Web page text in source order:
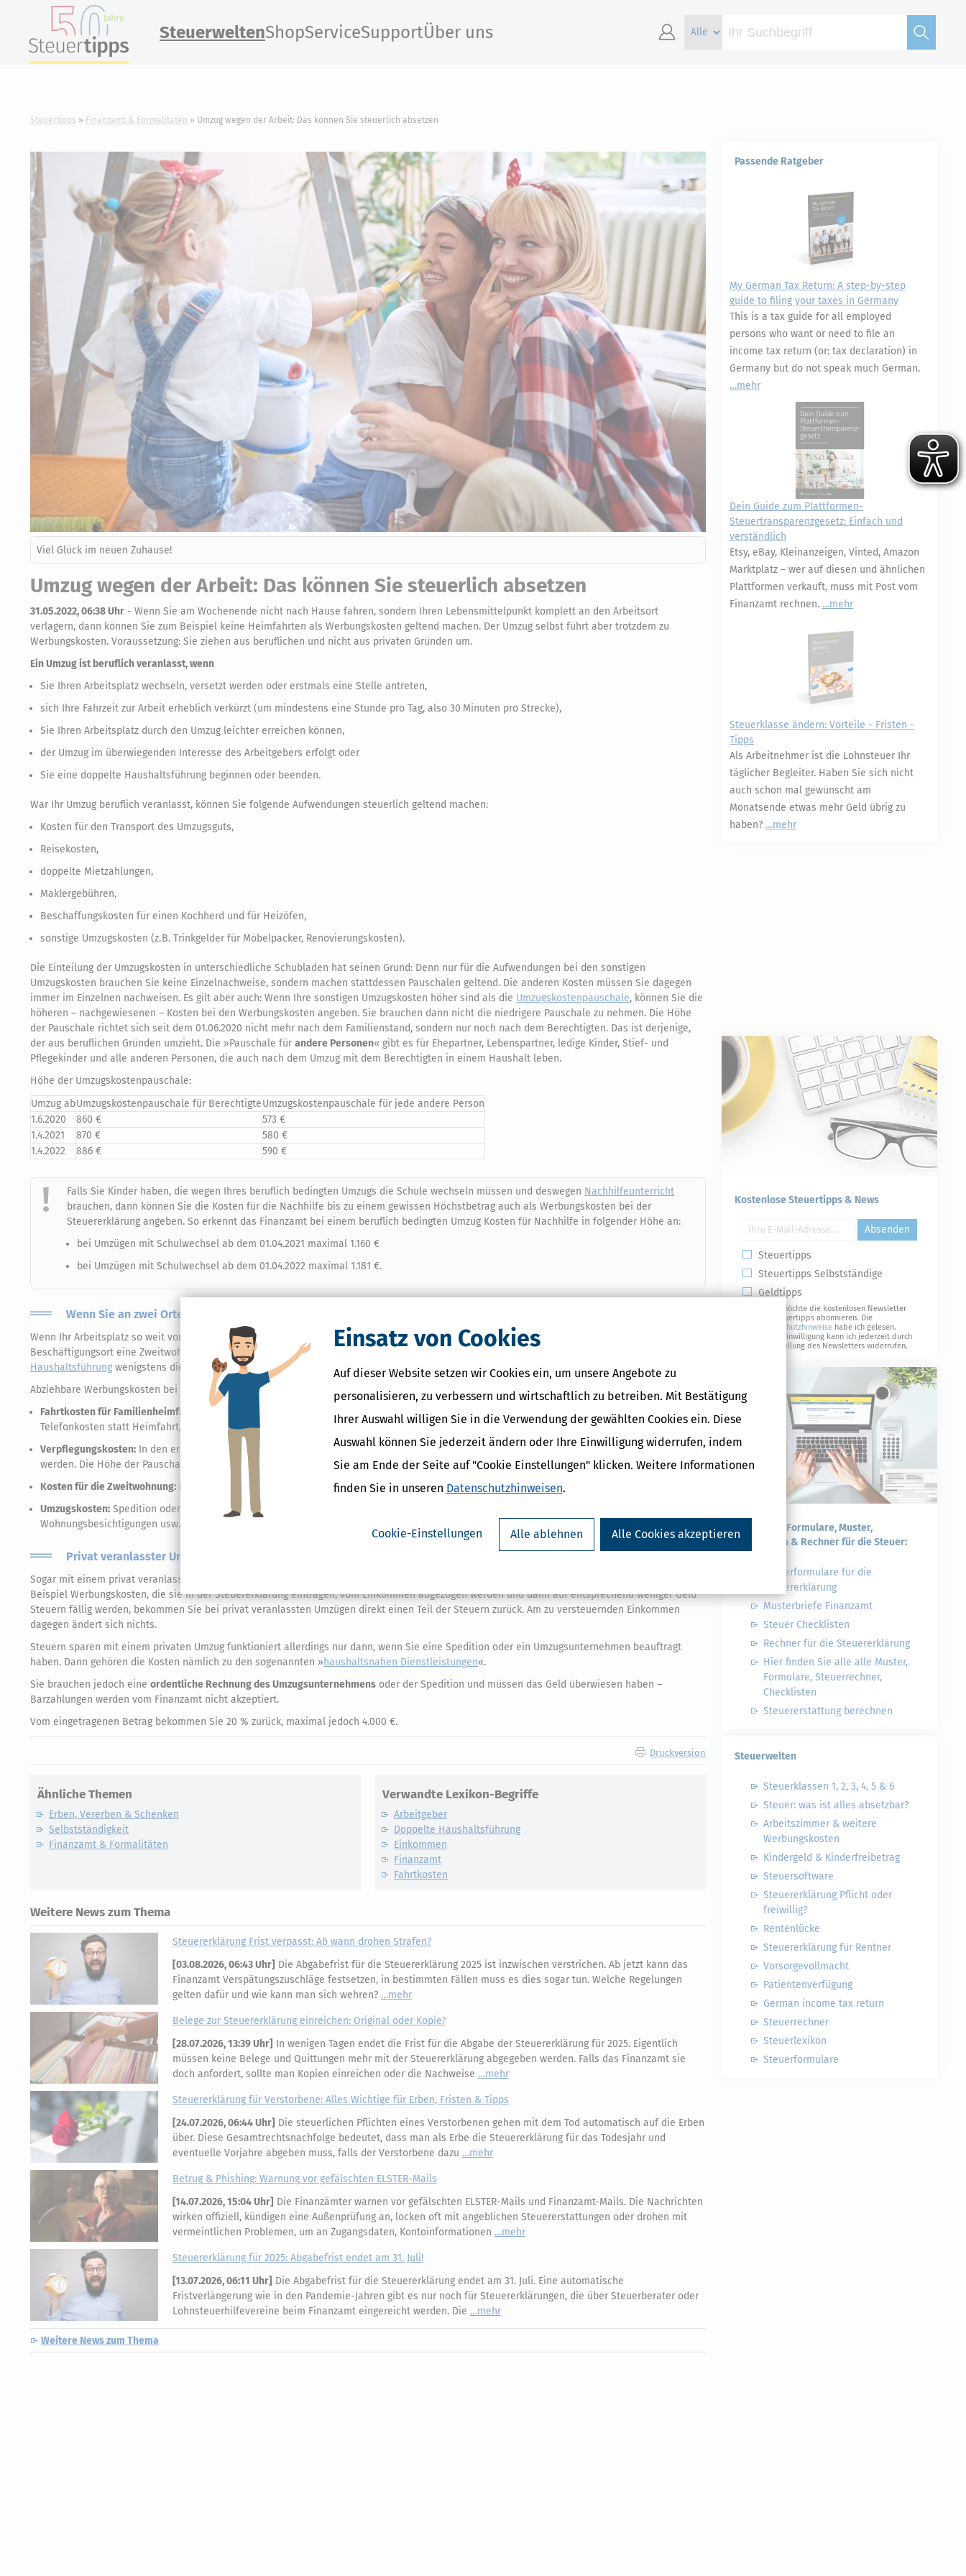
Einsatz von Cookies
Auf dieser Website setzen wir Cookies ein, um unsere Angebote zu
personalisieren, zu verbessern und wirtschaftlich zu betreiben. Mit Bestätigung
Ihrer Auswahl willigen Sie in die Verwendung der gewählten Cookies ein. Diese
Auswahl können Sie jederzeit ändern oder Ihre Einwilligung widerrufen, indem
Sie am Ende der Seite auf "Cookie Einstellungen" klicken. Weitere Informationen
finden Sie in unseren Datenschutzhinweisen.
Cookie-Einstellungen Alle ablehnen Alle Cookies akzeptieren
SteuerweltenShopServiceSupportÜber uns
Steuertipps Finanzamt & Formalitäten Umzug wegen der Arbeit: Das können Sie steuerlich absetzen
Viel Glück im neuen Zuhause!
Umzug wegen der Arbeit: Das können Sie steuerlich absetzen
31.05.2022, 06:38 Uhr - Wenn Sie am Wochenende nicht nach Hause fahren, sondern Ihren Lebensmittelpunkt komplett an den Arbeitsort
verlagern, dann können Sie zum Beispiel keine Heimfahrten als Werbungskosten geltend machen. Der Umzug selbst führt aber trotzdem zu
Werbungskosten. Voraussetzung: Sie ziehen aus beruflichen und nicht aus privaten Gründen um.
Ein Umzug ist beruflich veranlasst, wenn
Sie Ihren Arbeitsplatz wechseln, versetzt werden oder erstmals eine Stelle antreten,
sich Ihre Fahrzeit zur Arbeit erheblich verkürzt (um mindestens eine Stunde pro Tag, also 30 Minuten pro Strecke),
Sie Ihren Arbeitsplatz durch den Umzug leichter erreichen können,
der Umzug im überwiegenden Interesse des Arbeitgebers erfolgt oder
Sie eine doppelte Haushaltsführung beginnen oder beenden.
War Ihr Umzug beruflich veranlasst, können Sie folgende Aufwendungen steuerlich geltend machen:
Kosten für den Transport des Umzugsguts,
Reisekosten,
doppelte Mietzahlungen,
Maklergebühren,
Beschaffungskosten für einen Kochherd und für Heizöfen,
sonstige Umzugskosten (z. B. Trinkgelder für Möbelpacker, Renovierungskosten).
Die Einteilung der Umzugskosten in unterschiedliche Schubladen hat seinen Grund: Denn nur für die Aufwendungen bei den sonstigen
Umzugskosten brauchen Sie keine Einzelnachweise, sondern machen stattdessen Pauschalen geltend. Die anderen Kosten müssen Sie dagegen
immer im Einzelnen nachweisen. Es gilt aber auch: Wenn Ihre sonstigen Umzugskosten höher sind als die Umzugskostenpauschale, können Sie die
höheren – nachgewiesenen – Kosten bei den Werbungskosten angeben. Sie brauchen dann nicht die niedrigere Pauschale zu nehmen. Die Höhe
der Pauschale richtet sich seit dem 01.06.2020 nicht mehr nach dem Familienstand, sondern nur noch nach dem Berechtigten. Das ist derjenige,
der aus beruflichen Gründen umzieht. Die »Pauschale für andere Personen« gibt es für Ehepartner, Lebenspartner, ledige Kinder, Stief- und
Pflegekinder und alle anderen Personen, die auch nach dem Umzug mit dem Berechtigten in einem Haushalt leben.
Höhe der Umzugskostenpauschale:
Umzug abUmzugskostenpauschale für BerechtigteUmzugskostenpauschale für jede andere Person
1.6.2020
860 €
573 €
1.4.2021
870 €
580 €
1.4.2022
886 € 590 €
Falls Sie Kinder haben, die wegen Ihres beruflich bedingten Umzugs die Schule wechseln müssen und deswegen Nachhilfeunterricht
brauchen, dann können Sie die Kosten für die Nachhilfe bis zu einem gewissen Höchstbetrag auch als Werbungskosten bei der
Steuererklärung angeben. So erkennt das Finanzamt bei einem beruflich bedingten Umzug Kosten für Nachhilfe in folgender Höhe an:
bei Umzügen mit Schulwechsel ab dem 01.04.2021 maximal 1.160 €
bei Umzügen mit Schulwechsel ab dem 01.04.2022 maximal 1.181 €.
Wenn Sie an zwei Orten leben – Doppelte Haushaltsführung
Wenn Ihr Arbeitsplatz so weit von zu Hause entfernt liegt, dass eine tägliche Heimfahrt nicht möglich ist und Sie sich deshalb am auswärtigen
Beschäftigungsort eine Zweitwohnung anmieten, dann geht das ganz schön ins Geld. Zum Glück senken die Kosten einer
Haushaltsführung wenigstens die Steuerlast – Werbungskosten heißt das Zauberwort.
Abziehbare Werbungskosten bei einer doppelten Haushaltsführung sind:
Fahrtkosten für Familienheimfahrten:
Zum Beispiel wöchentliche Heimfahrten zur Familie, Fahrten von der Zweitwohnung zum Arbeitsplatz,
Telefonkosten statt Heimfahrt, Besuch von Partner und Familie am Beschäftigungsort usw.
Verpflegungskosten: In den ersten drei Monaten nach dem Bezug der Zweitwohnung können Pauschalbeträge als Verpflegungskosten abgesetzt
werden. Die Höhe der Pauschale ist abhängig von der Abwesenheitszeit von der Hauptwohnung.
Kosten für die Zweitwohnung: Miete, Maklerprovision, Zweitwohnungsteuer, Einrichtungsgegenstände, GEZ, Übernachtung im Hotel usw.
Umzugskosten: Spedition oder Umzugsunternehmen, Leihwagen, Umzugskartons, Umzugshelfer, Packdecken, Reisekosten bei
Wohnungsbesichtigungen usw.
Privat veranlasster Umzug – Können Kosten von der Steuer abgesetzt werden?
Sogar mit einem privat veranlassten Umzug lassen sich noch Steuern sparen – bzw. bekommen Sie einen Teil der Kosten zurück. Während zum
Beispiel Werbungskosten, die sie in der Steuererklärung eintragen, vom Einkommen abgezogen werden und dann auf entsprechend weniger Geld
Steuern fällig werden, bekommen Sie bei privat veranlassten Umzügen direkt einen Teil der Steuern zurück. Am zu versteuernden Einkommen
dagegen ändert sich nichts.
Steuern sparen mit einem privaten Umzug funktioniert allerdings nur dann, wenn Sie eine Spedition oder ein Umzugsunternehmen beauftragt
haben. Dann gehören die Kosten nämlich zu den sogenannten »haushaltsnahen Dienstleistungen«.
Sie brauchen jedoch eine ordentliche Rechnung des Umzugsunternehmens oder der Spedition und müssen das Geld überwiesen haben –
Barzahlungen werden vom Finanzamt nicht akzeptiert.
Vom eingetragenen Betrag bekommen Sie 20 % zurück, maximal jedoch 4.000 €.
Druckversion
Ähnliche Themen
Erben, Vererben & Schenken
Selbstständigkeit
Finanzamt & Formalitäten
Verwandte Lexikon-Begriffe
Arbeitgeber
Doppelte Haushaltsführung
Einkommen
Finanzamt
Fahrtkosten
Weitere News zum Thema
Steuererklärung Frist verpasst: Ab wann drohen Strafen?
[03.08.2026, 06:43 Uhr] Die Abgabefrist für die Steuererklärung 2025 ist inzwischen verstrichen. Ab jetzt kann das
Finanzamt Verspätungszuschläge festsetzen, in bestimmten Fällen muss es dies sogar tun. Welche Regelungen
gelten dafür und wie kann man sich wehren?
mehr
Belege zur Steuererklärung einreichen: Original oder Kopie?
[28.07.2026, 13:39 Uhr] In wenigen Tagen endet die Frist für die Abgabe der Steuererklärung für 2025. Eigentlich
müssen keine Belege und Quittungen mehr mit der Steuererklärung abgegeben werden. Falls das Finanzamt sie
doch anfordert, sollte man Kopien einreichen oder die Nachweise
mehr
Steuererklärung für Verstorbene: Alles Wichtige für Erben, Fristen & Tipps
[24.07.2026, 06:44 Uhr] Die steuerlichen Pflichten eines Verstorbenen gehen mit dem Tod automatisch auf die Erben
über. Diese Gesamtrechtsnachfolge bedeutet, dass man als Erbe die Steuererklärung für das Todesjahr und
eventuelle Vorjahre abgeben muss, falls der Verstorbene dazu
mehr
Betrug & Phishing: Warnung vor gefälschten ELSTER-Mails
[14.07.2026, 15:04 Uhr] Die Finanzämter warnen vor gefälschten ELSTER-Mails und Finanzamt-Mails. Die Nachrichten
wirken offiziell, kündigen eine Außenprüfung an, locken oft mit angeblichen Steuererstattungen oder drohen mit
vermeintlichen Problemen, um an Zugangsdaten, Kontoinformationen
mehr
Steuererklärung für 2025: Abgabefrist endet am 31. Juli!
[13.07.2026, 06:11 Uhr] Die Abgabefrist für die Steuererklärung endet am 31. Juli. Eine automatische
Fristverlängerung wie in den Pandemie-Jahren gibt es nur noch für Steuererklärungen, die über Steuerberater oder
Lohnsteuerhilfevereine beim Finanzamt eingereicht werden. Die
mehr
Weitere News zum Thema
Passende Ratgeber
My German Tax Return: A step-by-step
guide to filing your taxes in Germany
This is a tax guide for all employed
persons who want or need to file an
income tax return (or: tax declaration) in
Germany but do not speak much German.
mehr
Dein Guide zum Plattformen-
Steuertransparenzgesetz: Einfach und
verständlich
Etsy, eBay, Kleinanzeigen, Vinted, Amazon
Marktplatz – wer auf diesen und ähnlichen
Plattformen verkauft, muss mit Post vom
Finanzamt rechnen.
mehr
Steuerklasse ändern: Vorteile - Fristen -
Tipps
Als Arbeitnehmer ist die Lohnsteuer Ihr
täglicher Begleiter. Haben Sie sich nicht
auch schon mal gewünscht am
Monatsende etwas mehr Geld übrig zu
haben?
mehr
Kostenlose Steuertipps & News
Absenden
Steuertipps
Steuertipps Selbstständige
Geldtipps
Ja, ich möchte die kostenlosen Newsletter
von Steuertipps abonnieren. Die
Datenschutzhinweise habe ich gelesen.
Meine Einwilligung kann ich jederzeit durch
Abbestellung des Newsletters widerrufen.
Praktische Formulare, Muster,
Checklisten & Rechner für die Steuer:
Steuerformulare für die
Steuererklärung
Musterbriefe Finanzamt
Steuer Checklisten
Rechner für die Steuererklärung
Hier finden Sie alle alle Muster,
Formulare, Steuerrechner,
Checklisten
Steuererstattung berechnen
Steuerwelten
Steuerklassen 1, 2, 3, 4, 5 & 6
Steuer: was ist alles absetzbar?
Arbeitszimmer & weitere
Werbungskosten
Kindergeld & Kinderfreibetrag
Steuersoftware
Steuererklärung Pflicht oder
freiwillig?
Rentenlücke
Steuererklärung für Rentner
Vorsorgevollmacht
Patientenverfügung
German income tax return
Steuerrechner
Steuerlexikon
Steuerformulare